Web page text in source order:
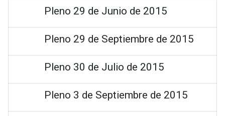
Pleno 29 de Junio de 2015
Pleno 29 de Septiembre de 2015
Pleno 30 de Julio de 2015
Pleno 3 de Septiembre de 2015